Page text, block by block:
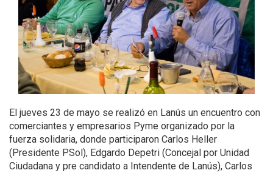
El jueves 23 de mayo se realizó en Lanús un encuentro con
comerciantes y empresarios Pyme organizado por la
fuerza solidaria, donde participaron Carlos Heller
(Presidente PSol), Edgardo Depetri (Concejal por Unidad
Ciudadana y pre candidato a Intendente de Lanús), Carlos